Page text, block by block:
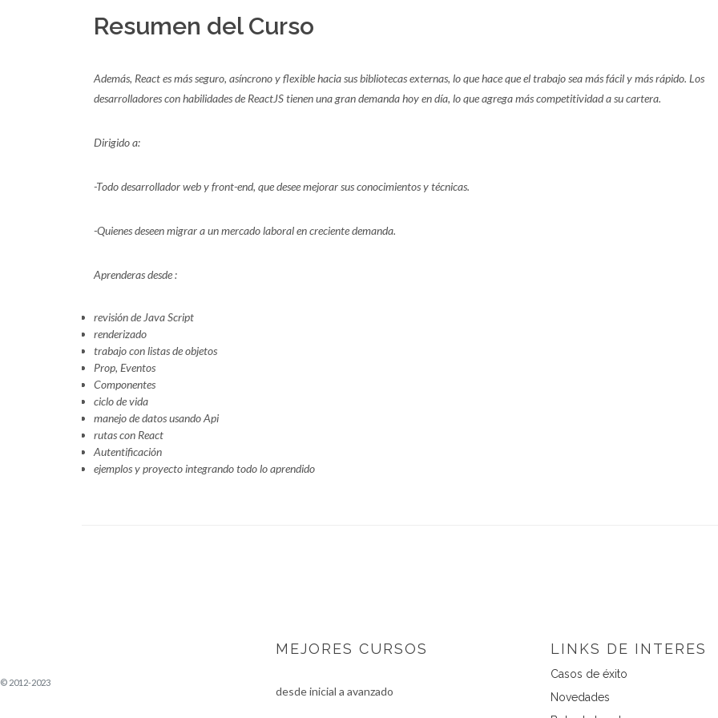
Resumen del Curso
Además, React es más seguro, asíncrono y flexible hacia sus bibliotecas externas, lo que hace que el trabajo sea más fácil y más rápido. Los
desarrolladores con habilidades de ReactJS tienen una gran demanda hoy en día, lo que agrega más competitividad a su cartera.
Dirigido a:
-Todo desarrollador web y front-end, que desee mejorar sus conocimientos y técnicas.
-Quienes deseen migrar a un mercado laboral en creciente demanda.
Aprenderas desde :
revisión de Java Script
renderizado
trabajo con listas de objetos
Prop, Eventos
Componentes
ciclo de vida
manejo de datos usando Api
rutas con React
Autentificación
ejemplos y proyecto integrando todo lo aprendido
© 2012-2023
MEJORES CURSOS
desde inicial a avanzado
LINKS DE INTERES
Casos de éxito
Novedades